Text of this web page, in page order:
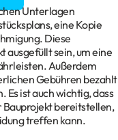
Unterlagen
eine Kopie
Diese
ausgefüllt sein, um eine
Außerdem
Gebühren bezahlt
ist auch wichtig, dass
bereitstellen,
treffen kann.